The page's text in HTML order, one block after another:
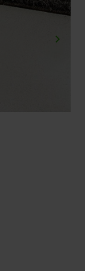
keyboard_arrow_right